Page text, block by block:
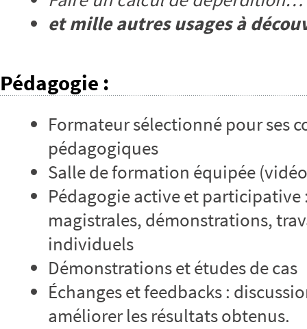
et mille autres usages à
Pédagogie :
Formateur sélectionné pour ses
pédagogiques
Salle de formation équipée
Pédagogie active et
magistrales, démonstrations,
individuels
Démonstrations et études de cas
Échanges et feedbacks :
améliorer les résultats obtenus.